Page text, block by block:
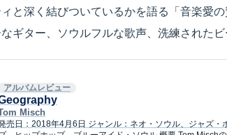
と深く結びついているかを語る「音楽愛
ギター、ソウルフルな歌声、洗練されたビ
アルバムレビュー
Misch
売日：2018年4月6日 ジャンル：ネオ・ソウル、ジャズ・